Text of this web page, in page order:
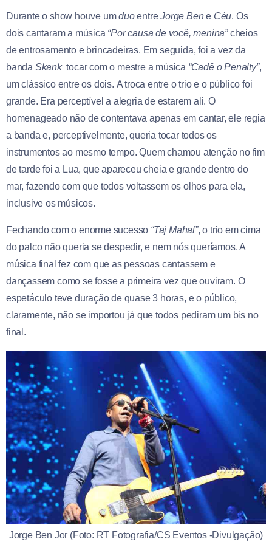
Durante o show houve umduoentreJorge Bene Céu. Os
dois cantaram a música “Por causa de você, menina”cheios
de entrosamento e brincadeiras. Em seguida, foi a vez da
banda Skanktocar com o mestre a música “Cadê o Penalty”,
um clássico entre os dois. A troca entre o trio e o público foi
grande. Era perceptível a alegria de estarem ali. O
homenageado não de contentava apenas em cantar, ele regia
a banda e, perceptivelmente, queria tocar todos os
instrumentos ao mesmo tempo. Quem chamou atenção no fim
de tarde foi a Lua, que apareceu cheia e grande dentro do
mar, fazendo com que todos voltassem os olhos para ela,
inclusive os músicos.
Fechando com o enorme sucesso “Taj Mahal”, o trio em cima
do palco não queria se despedir, e nem nós queríamos. A
música final fez com que as pessoas cantassem e
dançassem como se fosse a primeira vez que ouviram. O
espetáculo teve duração de quase 3 horas, e o público,
claramente, não se importou já que todos pediram um bis no
final.
Jorge Ben Jor (Foto: RT Fotografia/CS Eventos -Divulgação)